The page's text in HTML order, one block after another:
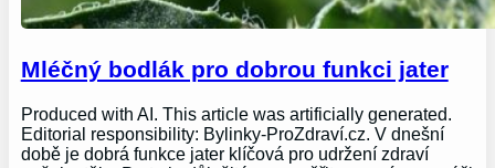
Mléčný bodlák pro dobrou funkci jater
Produced with AI. This article was artificially generated.
Editorial responsibility: Bylinky-ProZdraví.cz. V dnešní
době je dobrá funkce jater klíčová pro udržení zdraví